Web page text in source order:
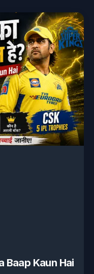
Baap Kaun Hai